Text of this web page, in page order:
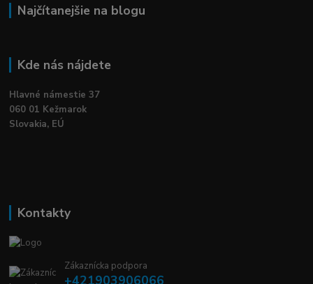
Najčítanejšie na blogu
Kde nás nájdete
Hlavné námestie 37
060 01 Kežmarok
Slovakia, EÚ
Kontakty
Zákaznícka podpora
+421903906066